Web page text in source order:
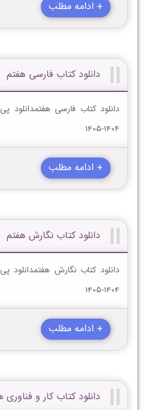
+ ادامه مطلب
دانلود کتاب فارسی هفتم
دانلود کتاب فارسی
1404-1405
+ ادامه مطلب
دانلود کتاب نگارش هفتم
دانلود کتاب نگارش
1404-1405
+ ادامه مطلب
دانلود کتاب کار و فناوری